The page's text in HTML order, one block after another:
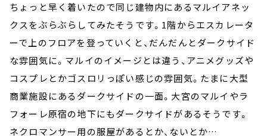
ちょっと早く着いたので同じ建物内にあるマルイアネッ
クスをぶらぶらしてみたそうです。1階からエスカレータ
ーで上のフロアを登っていくと、だんだんとダークサイド
な雰囲気に。マルイのイメージとは違う、アニメグッズや
コスプレとかゴスロリっぽい感じの雰囲気。たまに大型
商業施設にあるダークサイドの一面。大宮のマルイやラ
フォーレ原宿の地下にもダークサイドがあるそうです。
ネクロマンサー用の服屋があるとか、ないとか…